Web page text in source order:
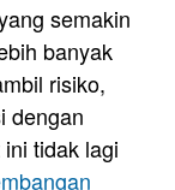
semakin
banyak
risiko,
dengan
tidak lagi